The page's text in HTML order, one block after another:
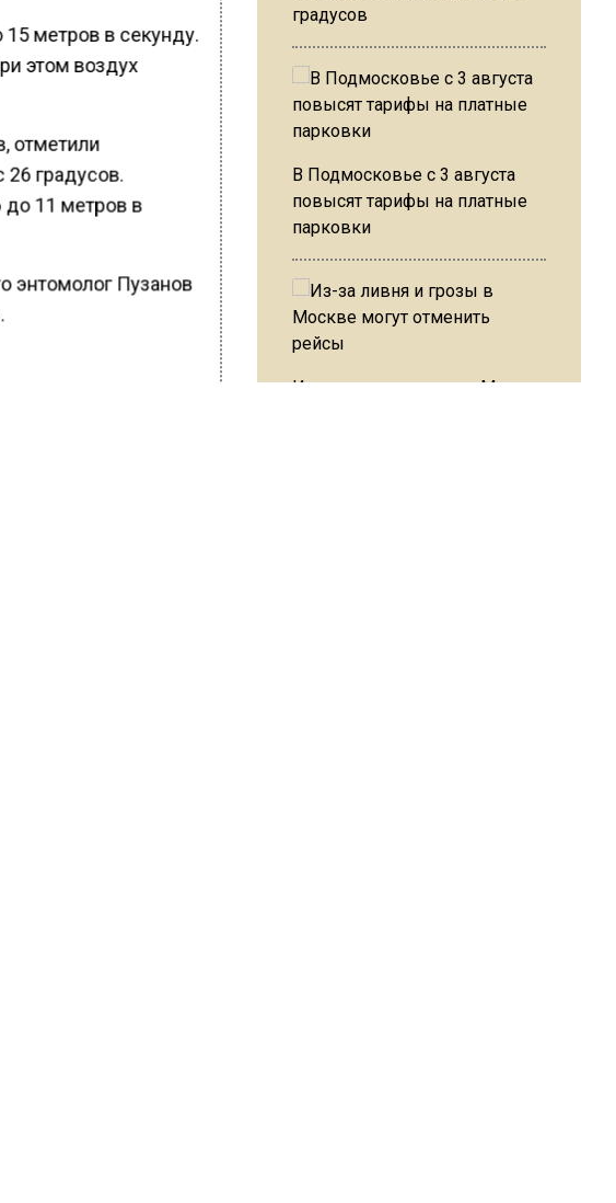
метров в секунду.
этом воздух
отметили
градусов.
до 11 метров в
энтомолог Пузанов
градусов
В Подмосковье с 3 августа
повысят тарифы на платные
парковки
Из-за ливня и грозы в Москве